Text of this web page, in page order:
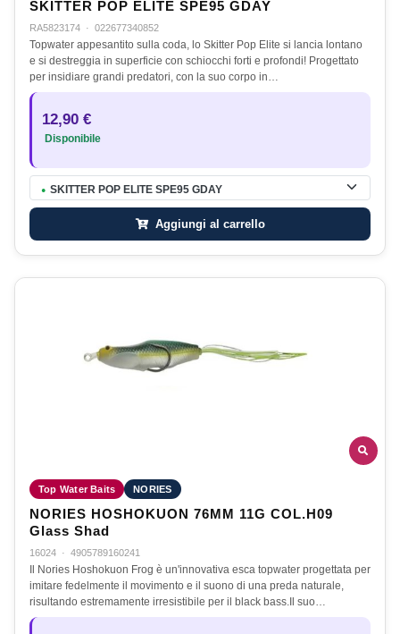
SKITTER POP ELITE SPE95 GDAY
RA5823174 · 022677340852
Topwater appesantito sulla coda, lo Skitter Pop Elite si lancia lontano
e si destreggia in superficie con schiocchi forti e profondi! Progettato
per insidiare grandi predatori, con la suo corpo in…
12,90 €
Disponibile
● SKITTER POP ELITE SPE95 GDAY
Aggiungi al carrello
Top Water Baits NORIES
NORIES HOSHOKUON 76MM 11G COL.H09
Glass Shad
16024 · 4905789160241
Il Nories Hoshokuon Frog è un'innovativa esca topwater progettata per
imitare fedelmente il movimento e il suono di una preda naturale,
risultando estremamente irresistibile per il black bass.Il suo…